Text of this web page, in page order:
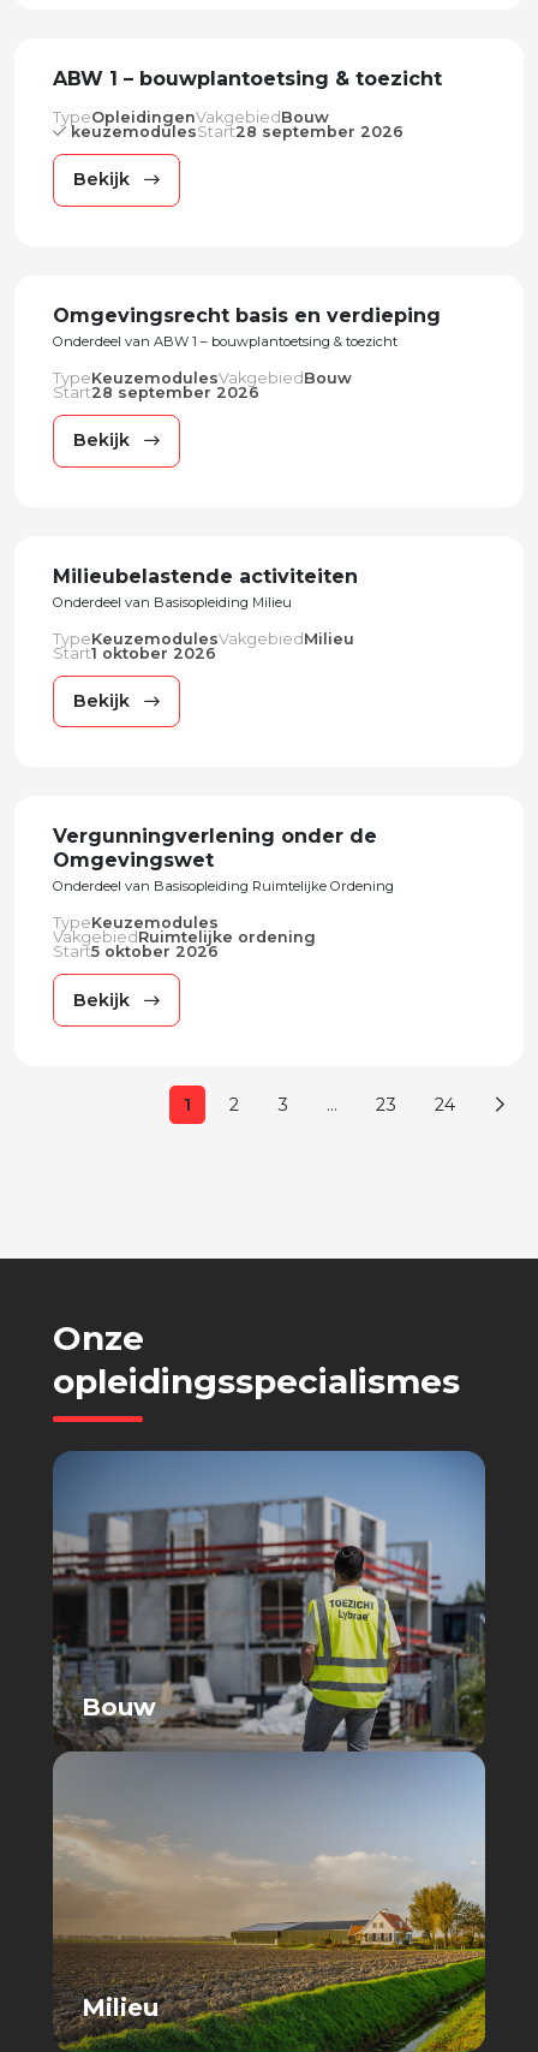
ABW 1 – bouwplantoetsing & toezicht
TypeOpleidingenVakgebied Bouw
keuzemodulesStart28 september 2026
Bekijk
Omgevingsrecht basis en verdieping
Onderdeel van ABW 1 – bouwplantoetsing & toezicht
TypeKeuzemodulesVakgebiedBouw
Start28 september 2026
Bekijk
Milieubelastende activiteiten
Onderdeel van Basisopleiding Milieu
TypeKeuzemodulesVakgebiedMilieu
Start1 oktober 2026
Bekijk
Vergunningverlening onder de
Omgevingswet
Onderdeel van Basisopleiding Ruimtelijke Ordening
TypeKeuzemodules
Vakgebied Ruimtelijke ordening
Start5 oktober 2026
Bekijk
1 2 3 … 23 24
Onze
opleidingsspecialismes
Bouw
Milieu